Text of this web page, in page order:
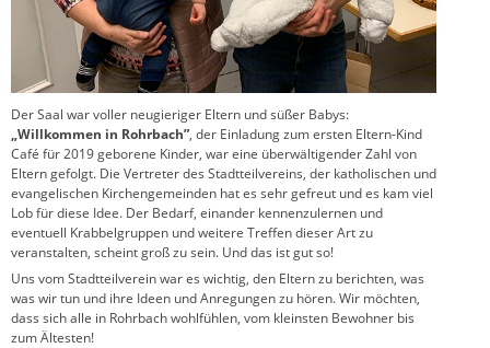
Der Saal war voller neugieriger Eltern und süßer Babys:
„Willkommen in Rohrbach”, der Einladung zum ersten Eltern-Kind
Café für 2019 geborene Kinder, war eine überwältigender Zahl von
Eltern gefolgt. Die Vertreter des Stadtteilvereins, der katholischen und
evangelischen Kirchengemeinden hat es sehr gefreut und es kam viel
Lob für diese Idee. Der Bedarf, einander kennenzulernen und
eventuell Krabbelgruppen und weitere Treffen dieser Art zu
veranstalten, scheint groß zu sein. Und das ist gut so!
Uns vom Stadtteilverein war es wichtig, den Eltern zu berichten, was
was wir tun und ihre Ideen und Anregungen zu hören. Wir möchten,
dass sich alle in Rohrbach wohlfühlen, vom kleinsten Bewohner bis
zum Ältesten!